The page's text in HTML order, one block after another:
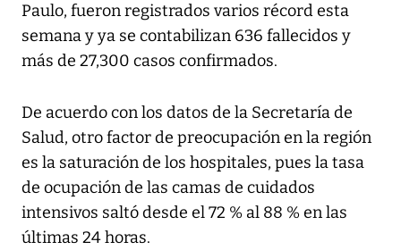
Paulo, fueron registrados varios récord esta
semana y ya se contabilizan 636 fallecidos y
más de 27,300 casos confirmados.
De acuerdo con los datos de la Secretaría de
Salud, otro factor de preocupación en la región
es la saturación de los hospitales, pues la tasa
de ocupación de las camas de cuidados
intensivos saltó desde el 72 % al 88 % en las
últimas 24 horas.